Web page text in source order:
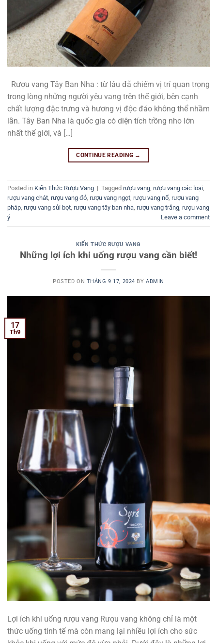
Rượu vang Tây Ban Nha : từ lâu đã chiếm vị trí quan trọng
trong lòng những người yêu vang trên thế giới, bên cạnh
chất lượng đặc trưng và hương vị độc đáo không thể nhầm
lẫn. Tây Ban Nha là quốc gia có diện tích trồng nho lớn
nhất thế giới, và […]
CONTINUE READING →
Posted in Kiến Thức Rượu Vang | Tagged rượu vang, rượu vang các loại,
rượu vang chát, rượu vang đỏ, rượu vang ngọt, rượu vang nổ, rượu vang
pháp, rượu vang sủi bọt, rượu vang tây ban nha, rượu vang trắng, rượu vang
ý
Leave a comment
KIẾN THỨC RƯỢU VANG
Những lợi ích khi uống rượu vang cần biết!
POSTED ON THÁNG 9 17, 2024 BY ADMIN
17
Th9
Lợi ích khi uống rượu vang Rượu vang không chỉ là một
thức uống tinh tế mà còn mang lại nhiều lợi ích cho sức